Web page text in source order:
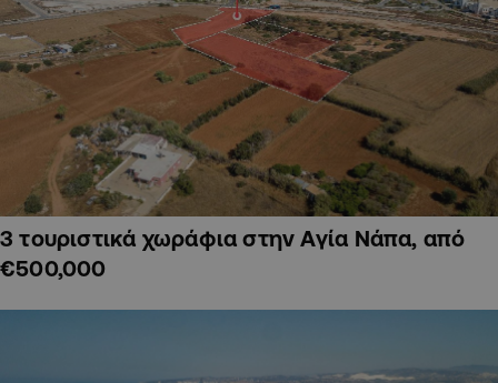
3 τουριστικά χωράφια στην Αγία Νάπα, από
€500,000